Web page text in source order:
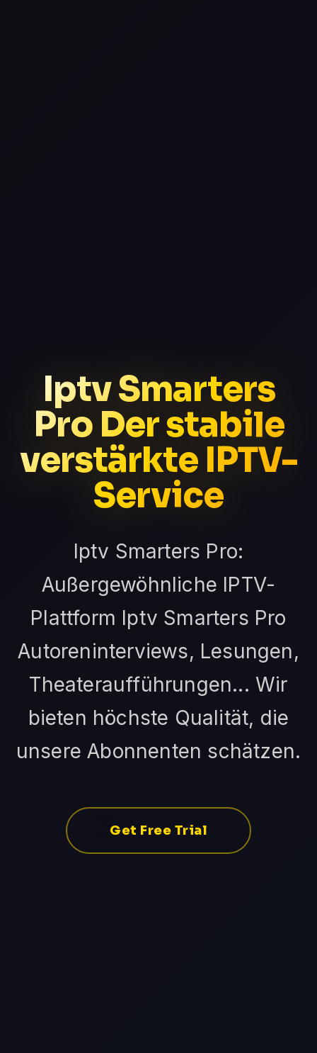
Iptv Smarters
Pro Der stabile
verstärkte IPTV-
Service
Iptv Smarters Pro:
Außergewöhnliche IPTV-
Plattform Iptv Smarters Pro
Autoreninterviews, Lesungen,
Theateraufführungen... Wir
bieten höchste Qualität, die
unsere Abonnenten schätzen.
Get Free Trial